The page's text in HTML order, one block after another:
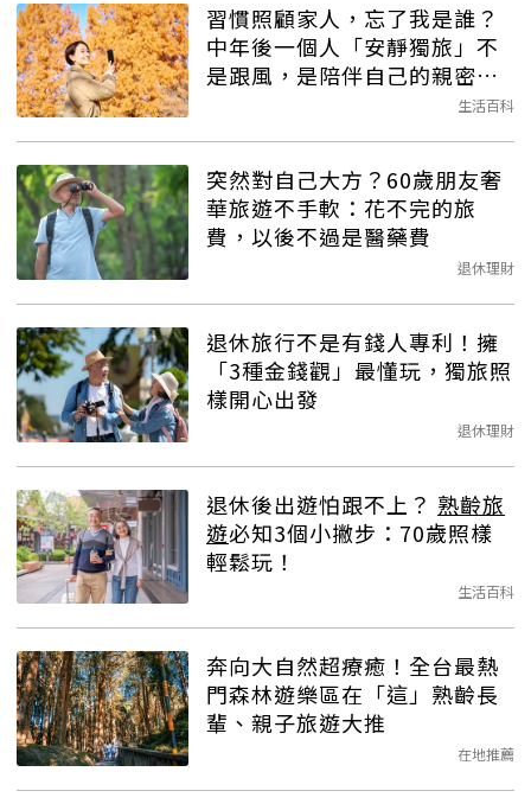
習慣照顧家人，忘了我是誰？
中年後一個人「安靜獨旅」不
是跟風，是陪伴自己的親密療
生活百科
突然對自己大方？60歲朋友奢
華旅遊不手軟：花不完的旅
費，以後不過是醫藥費
退休理財
退休旅行不是有錢人專利！擁
「3種金錢觀」最懂玩，獨旅照
樣開心出發
退休理財
退休後出遊怕跟不上？ 熟齡旅
遊必知3個小撇步：70歲照樣
輕鬆玩！
生活百科
奔向大自然超療癒！全台最熱
門森林遊樂區在「這」熟齡長
輩、親子旅遊大推
在地推薦